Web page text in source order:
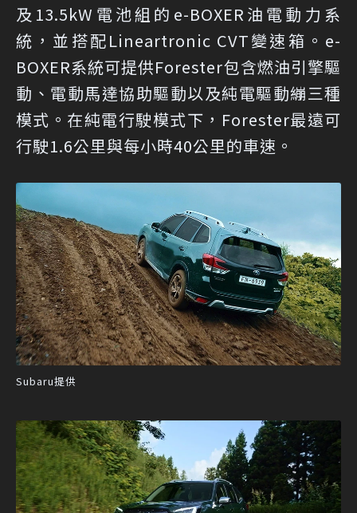
及13.5kW電池組的e-BOXER油電動力系
統，並搭配Lineartronic CVT變速箱。e-
BOXER系統可提供Forester包含燃油引擎驅
動、電動馬達協助驅動以及純電驅動繃三種
模式。在純電行駛模式下，Forester最遠可
行駛1.6公里與每小時40公里的車速。
Subaru提供